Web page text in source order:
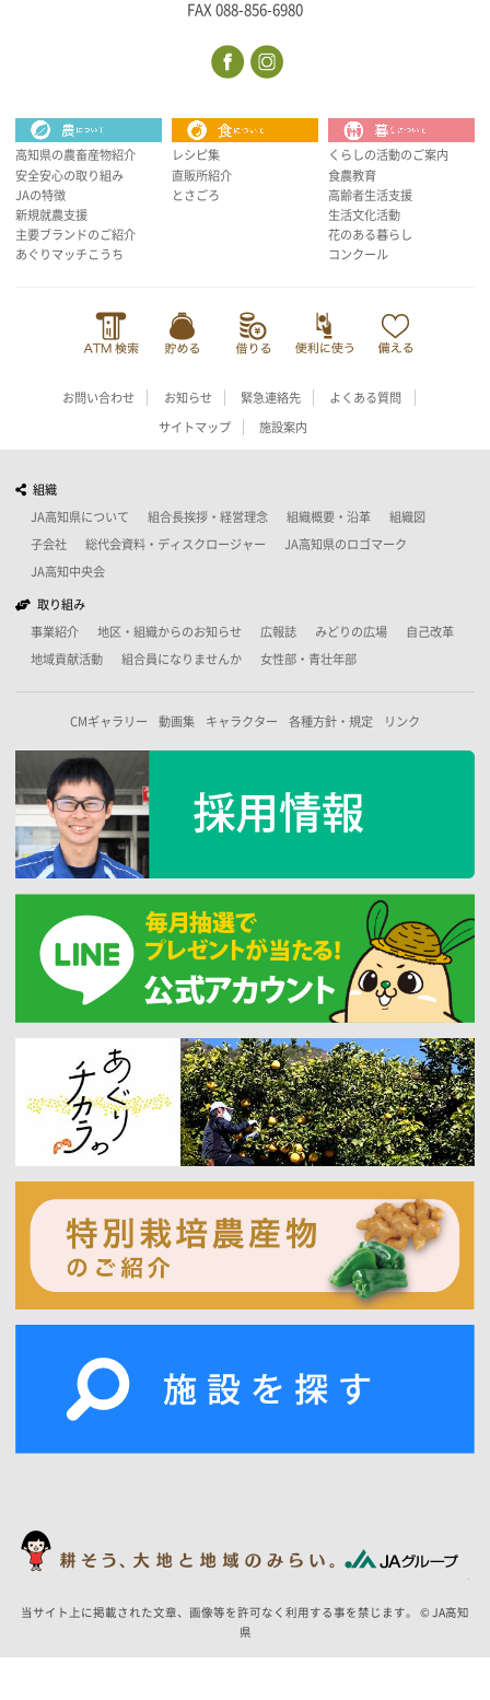
FAX 088-856-6980
高知県の農畜産物紹介
安全安心の取り組み
JAの特徴
新規就農支援
主要ブランドのご紹介
あぐりマッチこうち
レシピ集
直販所紹介
とさごろ
くらしの活動のご案内
食農教育
高齢者生活支援
生活文化活動
花のある暮らし
コンクール
お問い合わせ お知らせ 緊急連絡先 よくある質問
サイトマップ 施設案内
組織
JA高知県について 組合長挨拶・経営理念 組織概要・沿革 組織図
子会社 総代会資料・ディスクロージャー JA高知県のロゴマーク
JA高知中央会
取り組み
事業紹介 地区・組織からのお知らせ 広報誌 みどりの広場 自己改革
地域貢献活動 組合員になりませんか 女性部・青壮年部
CMギャラリー 動画集 キャラクター 各種方針・規定 リンク
当サイト上に掲載された文章、画像等を許可なく利用する事を禁じます。 © JA高知
県